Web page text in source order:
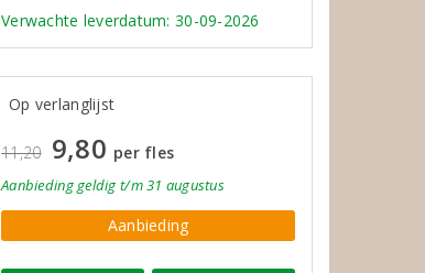
Verwachte leverdatum: 30-09-2026
Op verlanglijst
11,20 9,80 per fles
Aanbiedinggeldig t/m 31 augustus
Aanbieding